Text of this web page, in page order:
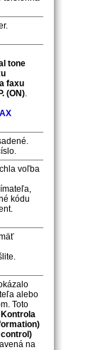
tone
faxu
(ON).
voľba
kódu
alebo
Toto
Kontrola
na